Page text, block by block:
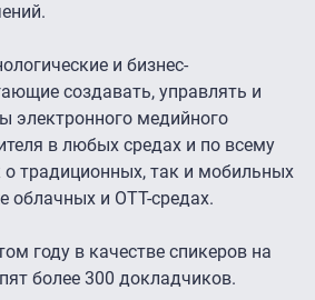
и бизнес-
создавать, управлять и
электронного медийного
в любых средах и по всему
о традиционных, так и мобильных
облачных и OTT-средах.
году в качестве спикеров на
более 300 докладчиков.